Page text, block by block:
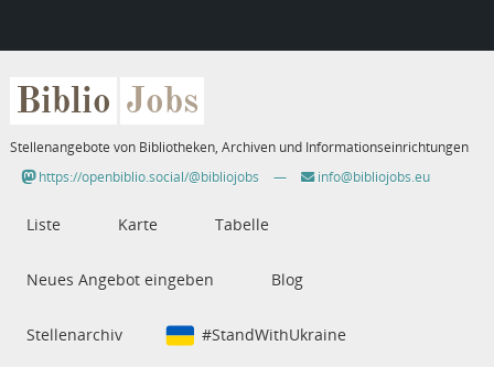
Biblio Jobs
Stellenangebote von Bibliotheken, Archiven und Informationseinrichtungen
https://openbiblio.social/@bibliojobs
— info@bibliojobs.eu
Liste Karte Tabelle
Neues Angebot eingeben Blog
Stellenarchiv #StandWithUkraine